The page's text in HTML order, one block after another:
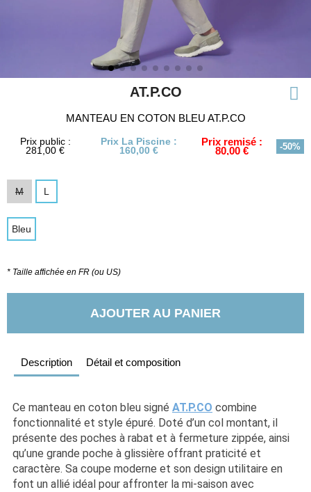
AT.P.CO
MANTEAU EN COTON BLEU AT.P.CO
Prix public :
281,00 €
Prix La Piscine :
160,00 €
Prix remisé :
80,00 € -50%
M L
Bleu
* Taille affichée en FR (ou US)
AJOUTER AU PANIER
Description Détail et composition
Ce manteau en coton bleu signé AT.P.CO combine
fonctionnalité et style épuré. Doté d’un col montant, il
présente des poches à rabat et à fermeture zippée, ainsi
qu’une grande poche à glissière offrant praticité et
caractère. Sa coupe moderne et son design utilitaire en
font un allié idéal pour affronter la mi-saison avec